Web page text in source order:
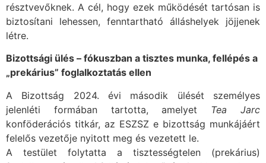
résztvevőknek. A cél, hogy ezek működését tartósan is
biztosítani lehessen, fenntartható álláshelyek jöjjenek
létre.
Bizottsági ülés – fókuszban a tisztes munka, fellépés a
„prekárius” foglalkoztatás ellen
A Bizottság 2024. évi második ülését személyes
jelenléti formában tartotta, amelyet Tea Jarc
konföderációs titkár, az ESZSZ e bizottság munkájáért
felelős vezetője nyitott meg és vezetett le.
A testület folytatta a tisztességtelen (prekárius)